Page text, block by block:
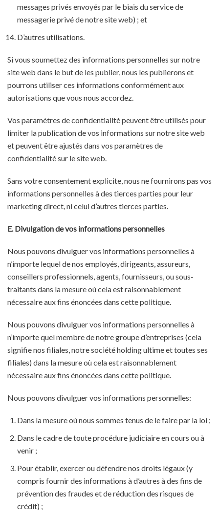
messages privés envoyés par le biais du service de
messagerie privé de notre site web) ; et
D’autres utilisations.
Si vous soumettez des informations personnelles sur notre
site web dans le but de les publier, nous les publierons et
pourrons utiliser ces informations conformément aux
autorisations que vous nous accordez.
Vos paramètres de confidentialité peuvent être utilisés pour
limiter la publication de vos informations sur notre site web
et peuvent être ajustés dans vos paramètres de
confidentialité sur le site web.
Sans votre consentement explicite, nous ne fournirons pas vos
informations personnelles à des tierces parties pour leur
marketing direct, ni celui d’autres tierces parties.
E. Divulgation de vos informations personnelles
Nous pouvons divulguer vos informations personnelles à
n’importe lequel de nos employés, dirigeants, assureurs,
conseillers professionnels, agents, fournisseurs, ou sous-
traitants dans la mesure où cela est raisonnablement
nécessaire aux fins énoncées dans cette politique.
Nous pouvons divulguer vos informations personnelles à
n’importe quel membre de notre groupe d’entreprises (cela
signifie nos filiales, notre société holding ultime et toutes ses
filiales) dans la mesure où cela est raisonnablement
nécessaire aux fins énoncées dans cette politique.
Nous pouvons divulguer vos informations personnelles:
Dans la mesure où nous sommes tenus de le faire par la loi ;
Dans le cadre de toute procédure judiciaire en cours ou à
venir ;
Pour établir, exercer ou défendre nos droits légaux (y
compris fournir des informations à d’autres à des fins de
prévention des fraudes et de réduction des risques de
crédit) ;